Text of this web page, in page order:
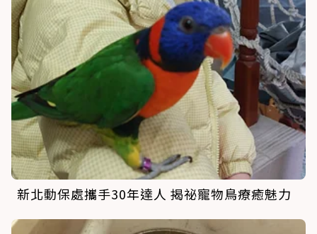
新北動保處攜手30年達人 揭祕寵物鳥療癒魅力